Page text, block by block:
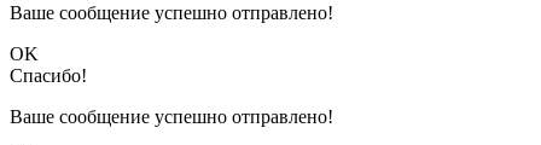
Ваше сообщение успешно отправлено!
OK
Спасибо!
Ваше сообщение успешно отправлено!